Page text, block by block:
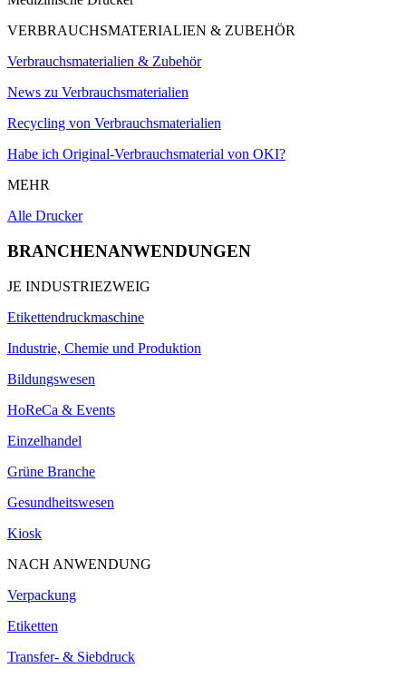
VERBRAUCHSMATERIALIEN & ZUBEHÖR
Verbrauchsmaterialien & Zubehör
News zu Verbrauchsmaterialien
Recycling von Verbrauchsmaterialien
Habe ich Original-Verbrauchsmaterial von OKI?
MEHR
Alle Drucker
BRANCHENANWENDUNGEN
JE INDUSTRIEZWEIG
Etikettendruckmaschine
Industrie, Chemie und Produktion
Bildungswesen
HoReCa & Events
Einzelhandel
Grüne Branche
Gesundheitswesen
Kiosk
NACH ANWENDUNG
Verpackung
Etiketten
Transfer- & Siebdruck